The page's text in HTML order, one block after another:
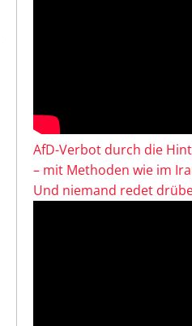
AfD-Verbot durch die
– mit Methoden wie im
Und niemand redet